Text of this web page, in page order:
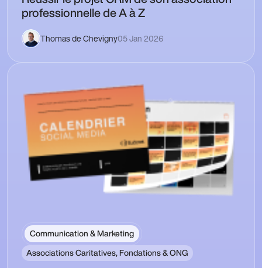
professionnelle de A à Z
Thomas de Chevigny05 Jan 2026
Communication & Marketing
Associations Caritatives, Fondations & ONG